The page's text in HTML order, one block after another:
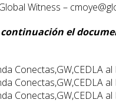
Witness –
continuación el
Conectas,GW,CEDLA
Conectas,GW,CEDLA
Conectas,GW,CEDLA